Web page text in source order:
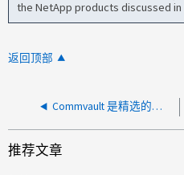
the NetApp products discussed
返回顶部
Commvault 是精选的授权 SnapDiff v3 合作伙伴吗？
推荐文章